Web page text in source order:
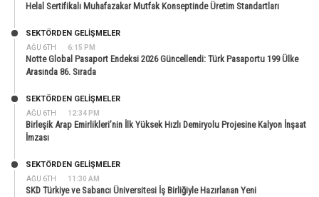
Helal Sertifikalı Muhafazakar Mutfak Konseptinde Üretim Standartları
AĞU 6TH 6:15 PM
SEKTÖRDEN GELIŞMELER
Notte Global Pasaport Endeksi 2026 Güncellendi: Türk Pasaportu 199 Ülke
Arasında 86. Sırada
AĞU 6TH 12:34 PM
SEKTÖRDEN GELIŞMELER
Birleşik Arap Emirlikleri’nin İlk Yüksek Hızlı Demiryolu Projesine Kalyon İnşaat
İmzası
AĞU 6TH 11:30 AM
SEKTÖRDEN GELIŞMELER
SKD Türkiye ve Sabancı Üniversitesi İş Birliğiyle Hazırlanan Yeni